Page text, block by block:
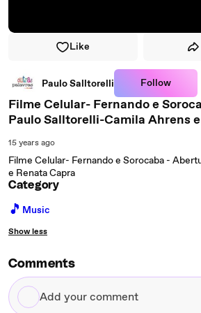
Like
Paulo Salltorelli Follow
Filme Celular- Fernando e
Paulo Salltorelli-Camila Ahrens
15 years ago
Filme Celular- Fernando e Sorocaba -
e Renata Capra
Category
🎵 Music
Show less
Comments
Add